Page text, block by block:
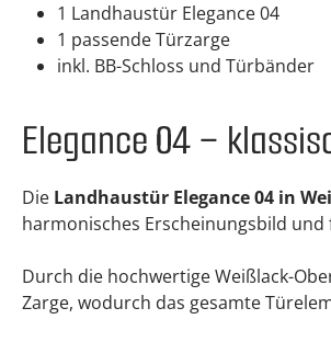
1 Landhaustür Elegance 04
1 passende Türzarge
inkl. BB-Schloss und Türbänder
Elegance 04 –
Die Landhaustür Elegance 04 in
harmonisches Erscheinungsbild
Durch die hochwertige Weißlack-
Zarge, wodurch das gesamte